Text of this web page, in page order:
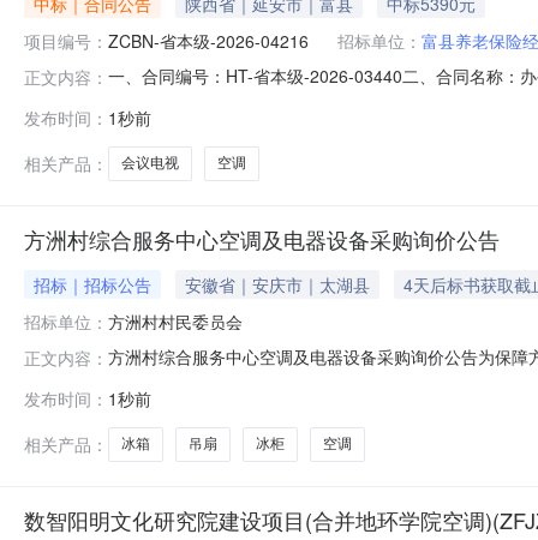
项目编号： ZCBN-省本级-2026-04216 招标单位： 富县养老保险
正文内容： 一、合同编号：HT-省本级-2026-03440二、合同名称：
13309115327六、合同主要信息主要标的名称：空调规
发布时间： 1秒前
相关产品：
会议电视 空调
方洲村综合服务中心空调及电器设备采购询价公告
招标｜招标公告 安徽省｜安庆市｜太湖县
4天后标书获取截
招标单位： 方洲村村民委员会
正文内容： 方洲村综合服务中心空调及电器设备采购询价公告为保
提供正规发票的供应商参与本项目报价，现将有关事项
表方洲村综合服务中心空调及电器设备采购
发布时间： 1秒前
相关产品：
冰箱 吊扇 冰柜 空调
数智阳明文化研究院建设项目(合并地环学院空调